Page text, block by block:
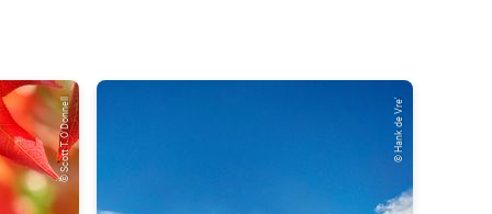
© Scott T. O'Donnell © Hank de Vre'